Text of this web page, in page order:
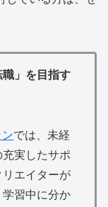
」を目指す
では、未経
実したサポ
エイターが
習中に分か